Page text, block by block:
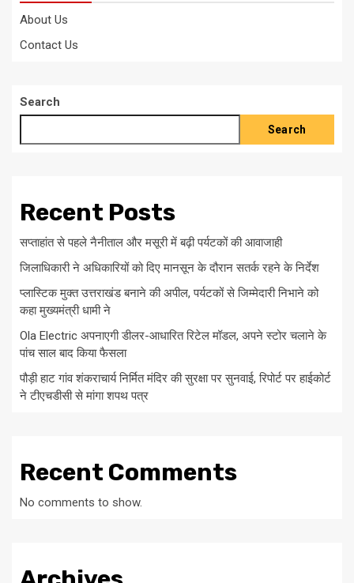
About Us
Contact Us
Search
Search
Recent Posts
सप्ताहांत से पहले नैनीताल और मसूरी में बढ़ी पर्यटकों की आवाजाही
जिलाधिकारी ने अधिकारियों को दिए मानसून के दौरान सतर्क रहने के निर्देश
प्लास्टिक मुक्त उत्तराखंड बनाने की अपील, पर्यटकों से जिम्मेदारी निभाने को
कहा मुख्यमंत्री धामी ने
Ola Electric अपनाएगी डीलर-आधारित रिटेल मॉडल, अपने स्टोर चलाने के
पांच साल बाद किया फैसला
पौड़ी हाट गांव शंकराचार्य निर्मित मंदिर की सुरक्षा पर सुनवाई, रिपोर्ट पर हाईकोर्ट
ने टीएचडीसी से मांगा शपथ पत्र
Recent Comments
No comments to show.